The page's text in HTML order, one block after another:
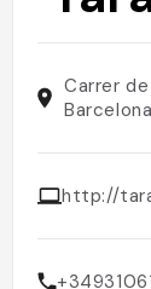
Carrer
http://